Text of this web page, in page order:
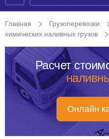
Главная Грузоперевозки
химических наливных грузов
Расчет
Онлайн